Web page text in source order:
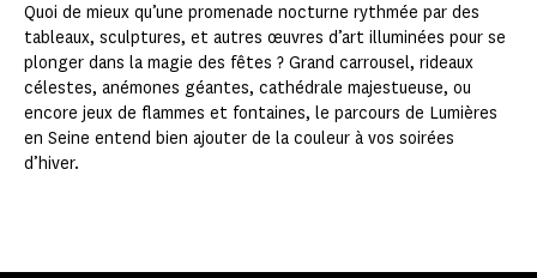
Quoi de mieux qu’une promenade nocturne rythmée par des
tableaux, sculptures, et autres œuvres d’art illuminées pour se
plonger dans la magie des fêtes ? Grand carrousel, rideaux
célestes, anémones géantes, cathédrale majestueuse, ou
encore jeux de flammes et fontaines, le parcours de Lumières
en Seine entend bien ajouter de la couleur à vos soirées
d’hiver.